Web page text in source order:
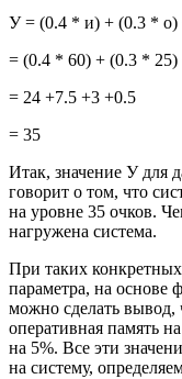
У = (0.4 * и) + (0.3 *
= (0.4 * 60) + (0.3 *
= 24 +7.5 +3 +0.5
= 35
Итак, значение У для
говорит о том, что
на уровне 35 очков.
нагружена система.
При таких
параметра, на основе
можно сделать вывод,
оперативная память
на 5%. Все эти
на систему,